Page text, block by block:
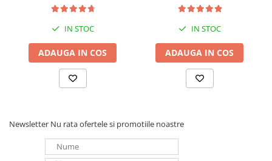
IN STOC
ADAUGA IN COS
IN STOC
ADAUGA IN COS
Newsletter Nu rata ofertele si promotiile noastre